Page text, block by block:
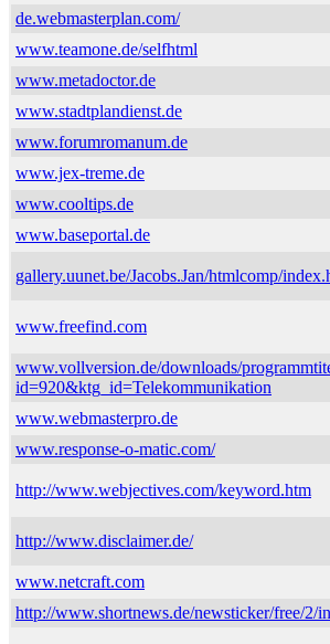
de.webmasterplan.com/
www.teamone.de/selfhtml
www.metadoctor.de
www.stadtplandienst.de
www.forumromanum.de
www.jex-treme.de
www.cooltips.de
www.baseportal.de
gallery.uunet.be/Jacobs.Jan/htmlcomp/
www.freefind.com
www.vollversion.de/downloads/
id=920&ktg_id=Telekommunikation
www.webmasterpro.de
www.response-o-matic.com/
http://www.webjectives.com/keyword.htm
http://www.disclaimer.de/
www.netcraft.com
http://www.shortnews.de/newsticker/free/2/